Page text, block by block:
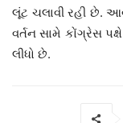
લૂંટ ચલાવી રહી છે.
વર્તન સામે કોંગ્રેસ
લીધો છે.